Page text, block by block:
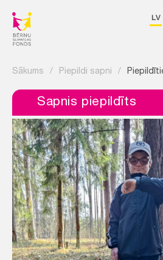
LV
Sākums / Piepildi sapni /
Sapnis piepildīts